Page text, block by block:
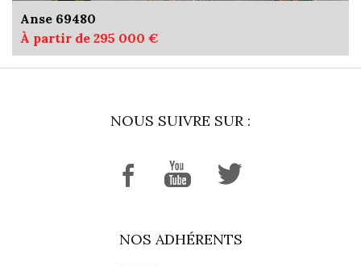
Anse 69480
À partir de 295 000 €
NOUS SUIVRE SUR :
NOS ADHÉRENTS